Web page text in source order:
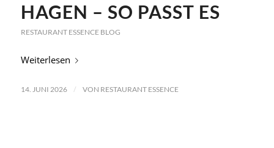
HAGEN – SO PASST ES
RESTAURANT ESSENCE BLOG
Weiterlesen
14. JUNI 2026 / VON RESTAURANT ESSENCE